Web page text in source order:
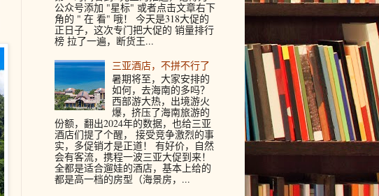
公众号添加 "星标" 或者点击文章右下
角的 " 在 看" 哦！ 今天是318大促的
正日子，这次专门把大促的 销量排行
榜 拉了一遍，断货王...
三亚酒店，不拼不行了
暑期将至，大家安排的
如何，去海南的多吗？
西部游大热，出境游火
爆，挤压了海南旅游的
份额，翻出2024年的数据，也给三亚
酒店们提了个醒， 接受竞争激烈的事
实，多促销才是正道！ 有好价，自然
会有客流，携程一波三亚大促到来！
全都是适合遛娃的酒店，基本上给的
都是高一档的房型（海景房，...